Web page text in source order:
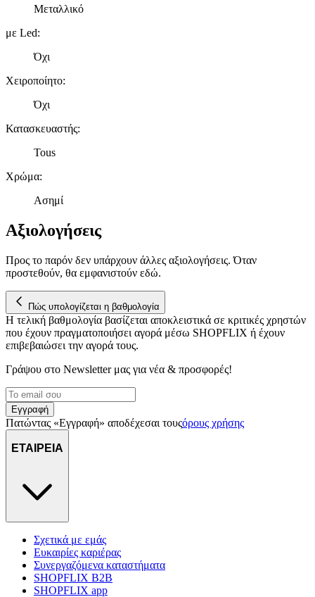
διαφημίσεων και περιεχομένου, τις μετρήσεις σχετικά με
μας και την ανάπτυξη προϊόντων. Επίσης, κοινοποιούμε
τοποθεσίας μας στους συνεργάτες μέσων κοινωνικής
Μεταλλικό
με Led:
Όχι
Χειροποίητο:
Όχι
Κατασκευαστής:
Tous
Χρώμα:
Ασημί
Αξιολογήσεις
Προς το παρόν δεν υπάρχουν άλλες αξιολογήσεις. Όταν
προστεθούν, θα εμφανιστούν εδώ.
Πώς υπολογίζεται η βαθμολογία
Η τελική βαθμολογία βασίζεται αποκλειστικά σε κριτικές χρηστών
που έχουν πραγματοποιήσει αγορά μέσω SHOPFLIX ή έχουν
επιβεβαιώσει την αγορά τους.
Γράψου στο Νewsletter μας για νέα & προσφορές!
Εγγραφή
Πατώντας «Εγγραφή» αποδέχεσαι τουςόρους χρήσης
ΕΤΑΙΡΕΙΑ
Σχετικά με εμάς
Ευκαιρίες καριέρας
Συνεργαζόμενα καταστήματα
SHOPFLIX B2B
SHOPFLIX app